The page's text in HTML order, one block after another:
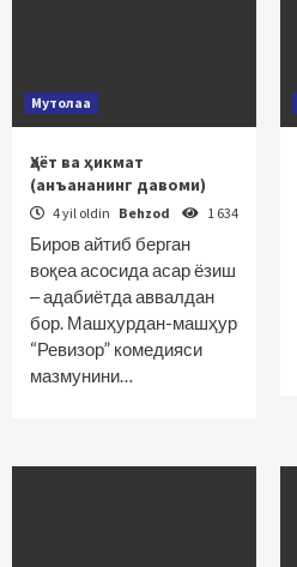
Мутолаа
Ҳаёт ва ҳикмат
(анъананинг давоми)
4 yil oldin Behzod 1 634
Биров айтиб берган
воқеа асосида асар ёзиш
‒ адабиётда аввалдан
бор. Машҳурдан-машҳур
“Ревизор” комедияси
мазмунини…